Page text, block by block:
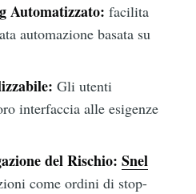
Automatizzato: facilita
automazione basata su
Gli utenti
interfaccia alle esigenze
del Rischio: Snel
come ordini di stop-